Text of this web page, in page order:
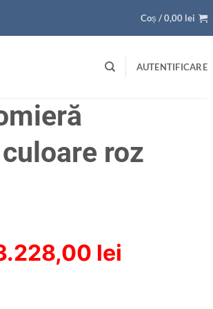
Coș /0,00 lei
AUTENTIFICARE
roz
lei